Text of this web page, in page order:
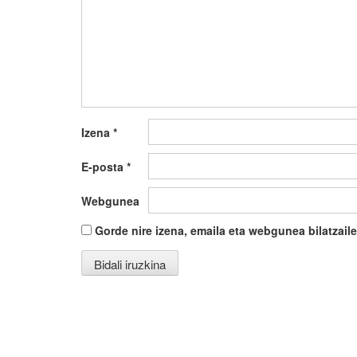
Izena *
E-posta *
Webgunea
Gorde nire izena, emaila eta webgunea